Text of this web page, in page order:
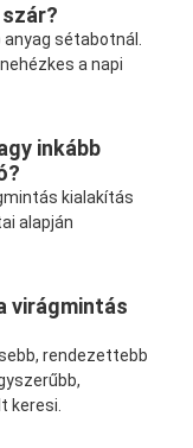
sétabotnál.
a napi
inkább
kialakítás
alapján
virágmintás
rendezettebb
keresi.